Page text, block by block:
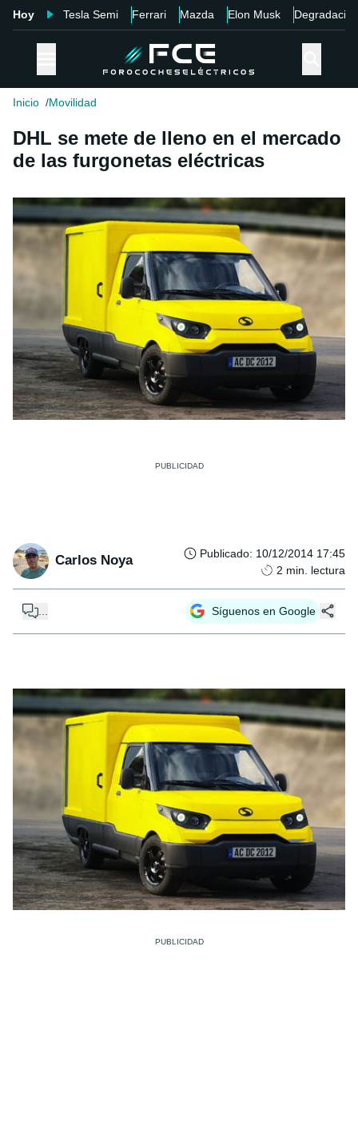
Hoy Tesla Semi Ferrari Mazda Elon Musk Degradación
Inicio Movilidad
DHL se mete de lleno en el mercado
de las furgonetas eléctricas
Carlos Noya Publicado: 10/12/2014 17:45
2 min. lectura
Síguenos en Google